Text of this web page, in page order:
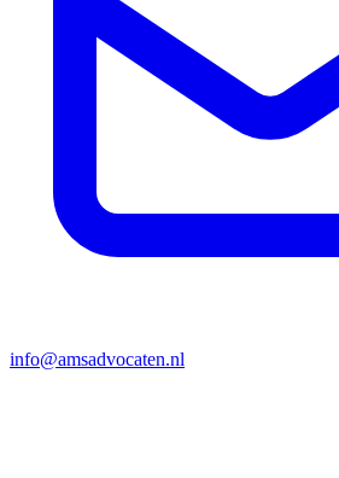
info@amsadvocaten.nl